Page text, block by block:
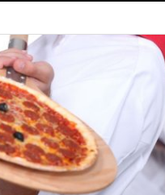
e Irfis prevede